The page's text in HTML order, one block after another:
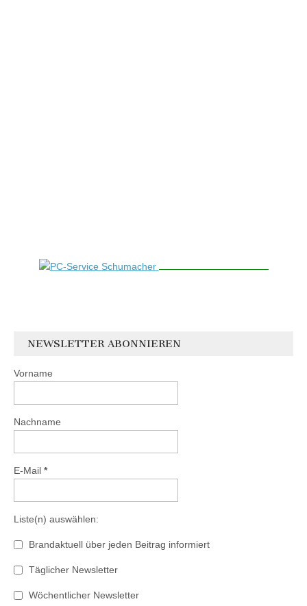
NEWSLETTER ABONNIEREN
Vorname
Nachname
E-Mail *
Liste(n) auswählen:
Brandaktuell über jeden Beitrag informiert
Täglicher Newsletter
Wöchentlicher Newsletter